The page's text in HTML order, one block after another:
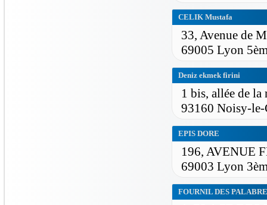
CELIK Mustafa
33, Avenue de
69005 Lyon
Deniz ekmek firini
1 bis, allée de la
93160 Noisy-le-
EPIS DORE
196, AVENUE
69003 Lyon
FOURNIL DES